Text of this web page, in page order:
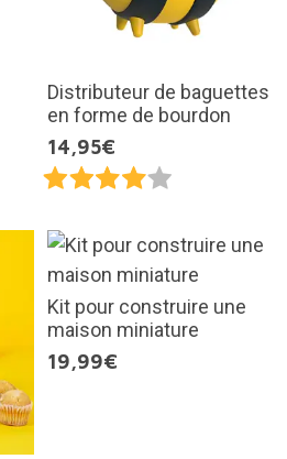
Distributeur de baguettes
en forme de bourdon
14,95€
Kit pour construire une
maison miniature
19,99€